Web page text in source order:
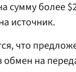
сумму более
источник.
что
обмен на